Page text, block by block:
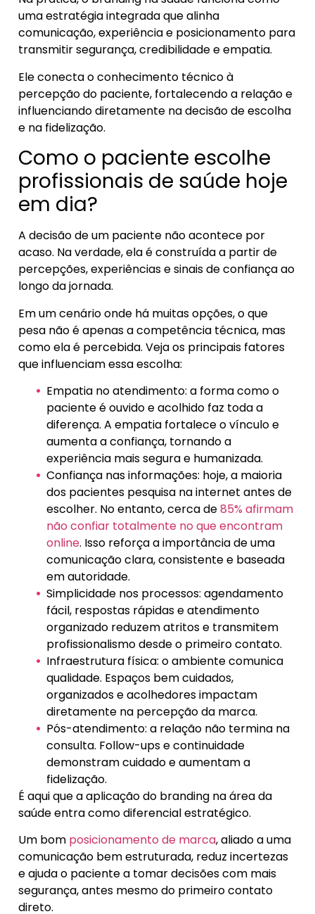
uma estratégia integrada que alinha
comunicação, experiência e posicionamento para
transmitir segurança, credibilidade e empatia.
Ele conecta o conhecimento técnico à
percepção do paciente, fortalecendo a relação e
influenciando diretamente na decisão de escolha
e na fidelização.
Como o paciente escolhe
profissionais de saúde hoje
em dia?
A decisão de um paciente não acontece por
acaso. Na verdade, ela é construída a partir de
percepções, experiências e sinais de confiança ao
longo da jornada.
Em um cenário onde há muitas opções, o que
pesa não é apenas a competência técnica, mas
como ela é percebida. Veja os principais fatores
que influenciam essa escolha:
Empatia no atendimento: a forma como o
paciente é ouvido e acolhido faz toda a
diferença. A empatia fortalece o vínculo e
aumenta a confiança, tornando a
experiência mais segura e humanizada.
Confiança nas informações: hoje, a maioria
dos pacientes pesquisa na internet antes de
escolher. No entanto, cerca de85% afirmam
não confiar totalmente no que encontram
online. Isso reforça a importância de uma
comunicação clara, consistente e baseada
em autoridade.
Simplicidade nos processos: agendamento
fácil, respostas rápidas e atendimento
organizado reduzem atritos e transmitem
profissionalismo desde o primeiro contato.
Infraestrutura física: o ambiente comunica
qualidade. Espaços bem cuidados,
organizados e acolhedores impactam
diretamente na percepção da marca.
Pós-atendimento: a relação não termina na
consulta. Follow-ups e continuidade
demonstram cuidado e aumentam a
fidelização.
É aqui que a aplicação do branding na área da
saúde entra como diferencial estratégico.
Um bom posicionamento de marca, aliado a uma
comunicação bem estruturada, reduz incertezas
e ajuda o paciente a tomar decisões com mais
segurança, antes mesmo do primeiro contato
direto.